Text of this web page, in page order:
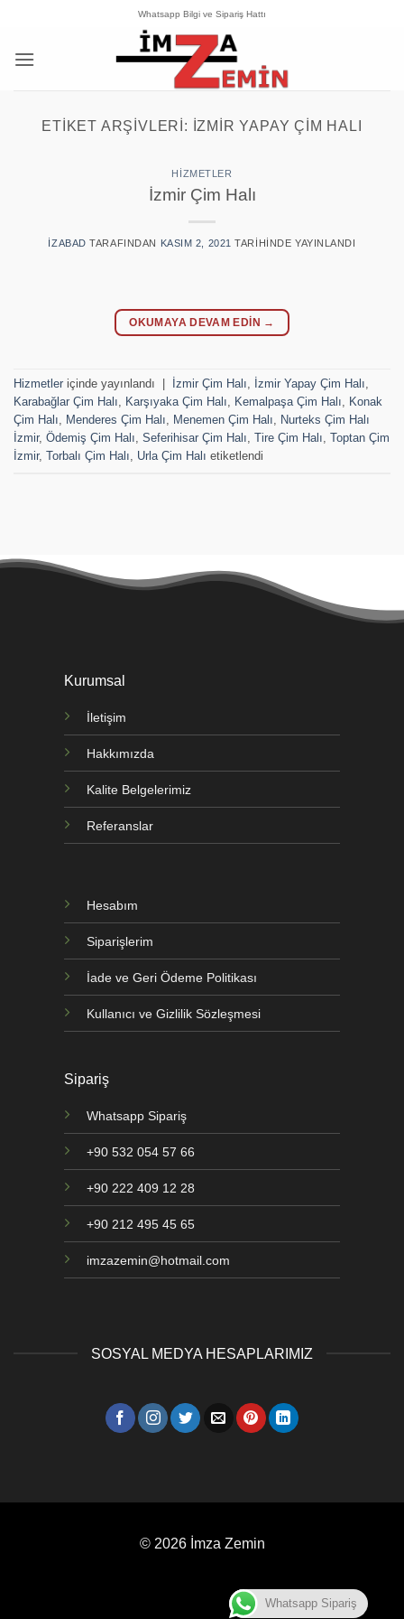
Whatsapp Bilgi ve Sipariş Hattı
ETIKET ARŞIVLERI: İZMIR YAPAY ÇIM HALI
HIZMETLER
İzmir Çim Halı
IZABAD TARAFINDAN KASIM 2, 2021 TARIHINDE YAYINLANDI
OKUMAYA DEVAM EDIN →
Hizmetler içinde yayınlandı İzmir Çim Halı İzmir Yapay Çim Halı
Karabağlar Çim Halı
Karşıyaka Çim Halı Kemalpaşa Çim Halı
Konak
Çim Halı
Menderes Çim Halı Menemen Çim Halı
Nurteks Çim Halı
İzmir, Ödemiş Çim Halı Seferihisar Çim Halı Tire Çim Halı Toptan Çim
İzmir, Torbalı Çim Halı Urla Çim Halı etiketlendi
Kurumsal
İletişim
Hakkımızda
Kalite Belgelerimiz
Referanslar
Hesabım
Siparişlerim
İade ve Geri Ödeme Politikası
Kullanıcı ve Gizlilik Sözleşmesi
Sipariş
Whatsapp Sipariş
+90 532 054 57 66
+90 222 409 12 28
+90 212 495 45 65
imzazemin@hotmail.com
SOSYAL MEDYA HESAPLARIMIZ
© 2026 İmza Zemin
Whatsapp Sipariş